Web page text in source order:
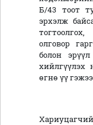
Б/43 тоот
эрхэлж
олговор
болон
хийлгүүлэх
өгнө үү